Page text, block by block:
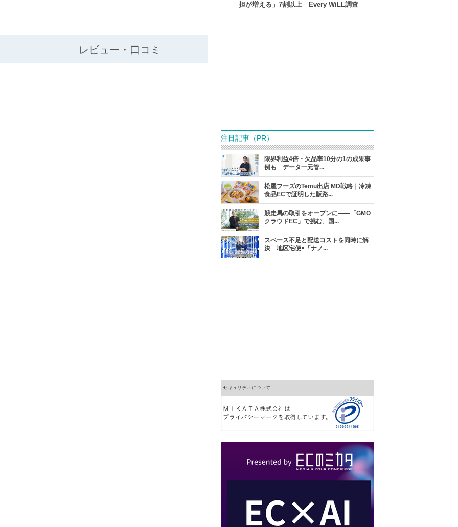
レビュー・口コミ
担が増える」7割以上 Every WiLL調査
注目記事（PR）
限界利益4倍・欠品率10分の1の成果事
例も データ一元管...
松屋フーズのTemu出店 MD戦略｜冷凍
食品ECで証明した販路...
競走馬の取引をオープンに――「GMO
クラウドEC」で挑む、国...
スペース不足と配送コストを同時に解
決 地区宅便×「ナノ...